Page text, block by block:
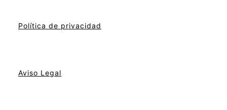
Política de privacidad
Aviso Legal